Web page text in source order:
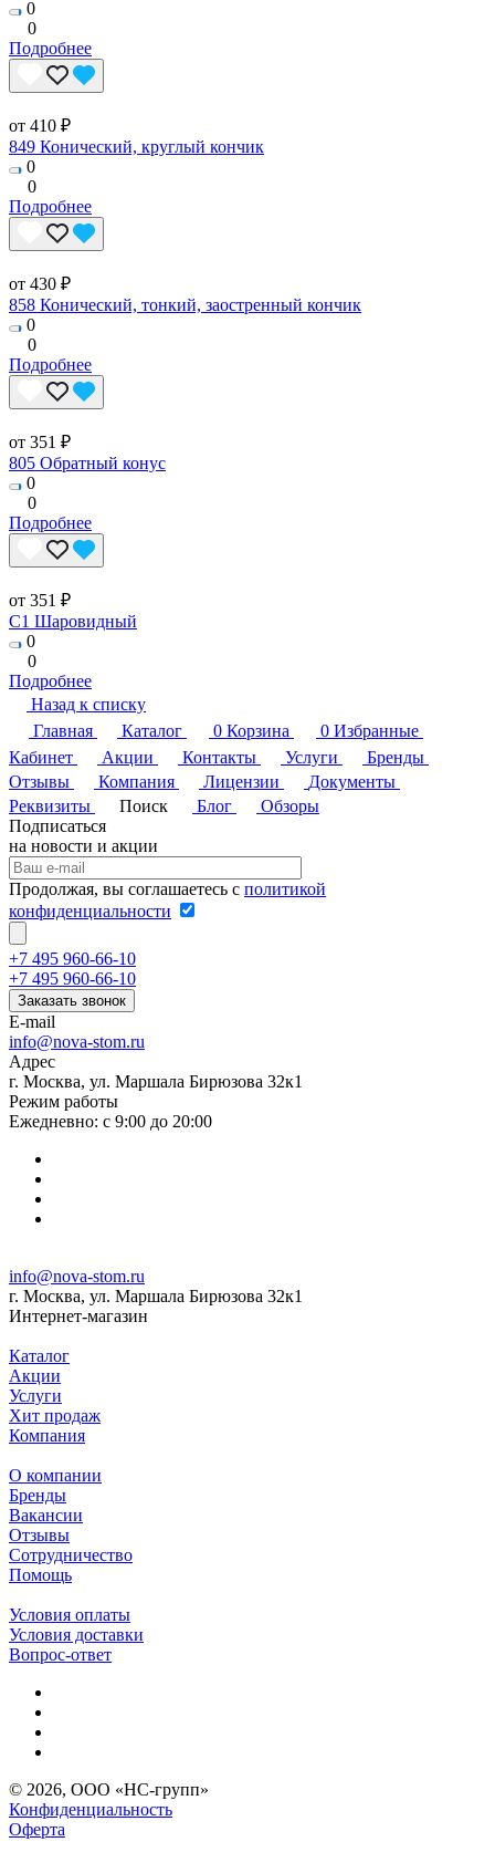
0
0
Подробнее
от 410 ₽
849 Конический, круглый кончик
0
0
Подробнее
от 430 ₽
858 Конический, тонкий, заостренный кончик
0
0
Подробнее
от 351 ₽
805 Обратный конус
0
0
Подробнее
от 351 ₽
C1 Шаровидный
0
0
Подробнее
Назад к списку
Главная
Каталог 0 Корзина 0 Избранные
Кабинет
Акции Контакты Услуги
Бренды
Отзывы
Компания Лицензии
Документы
Реквизиты
Поиск Блог
Обзоры
Подписаться
на новости и акции
Продолжая, вы соглашаетесь с политикой
конфиденциальности
+7 495 960-66-10
+7 495 960-66-10
Заказать звонок
E-mail
info@nova-stom.ru
Адрес
г. Москва, ул. Маршала Бирюзова 32к1
Режим работы
Ежедневно: с 9:00 до 20:00
info@nova-stom.ru
г. Москва, ул. Маршала Бирюзова 32к1
Интернет-магазин
Каталог
Акции
Услуги
Хит продаж
Компания
О компании
Бренды
Вакансии
Отзывы
Сотрудничество
Помощь
Условия оплаты
Условия доставки
Вопрос-ответ
© 2026, ООО «НС-групп»
Конфиденциальность
Оферта